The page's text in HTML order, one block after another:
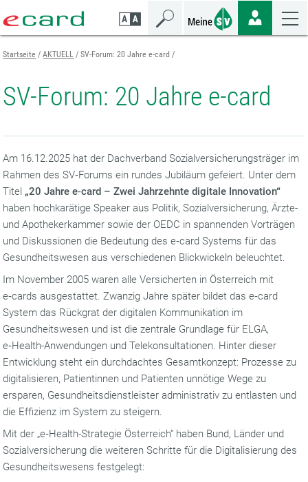
Seiteninhalt
springen
Navigation
springen
Mobilen
Navigation
springen
Startseite AKTUELL SV-Forum: 20 Jahre e-card
SV-Forum: 20 Jahre e-card
Am 16.12.2025 hat der Dachverband Sozialversicherungsträger im
Rahmen des SV‑Forums ein rundes Jubiläum gefeiert. Unter dem
Titel „20 Jahre e‑card – Zwei Jahrzehnte digitale Innovation“
haben hochkarätige Speaker aus Politik, Sozialversicherung, Ärzte-
und Apothekerkammer sowie der OEDC in spannenden Vorträgen
und Diskussionen die Bedeutung des e‑card Systems für das
Gesundheitswesen aus verschiedenen Blickwickeln beleuchtet.
Im November 2005 waren alle Versicherten in Österreich mit
e‑cards ausgestattet. Zwanzig Jahre später bildet das e‑card
System das Rückgrat der digitalen Kommunikation im
Gesundheitswesen und ist die zentrale Grundlage für ELGA,
e‑Health-Anwendungen und Telekonsultationen. Hinter dieser
Entwicklung steht ein durchdachtes Gesamtkonzept: Prozesse zu
digitalisieren, Patientinnen und Patienten unnötige Wege zu
ersparen, Gesundheitsdienstleister administrativ zu entlasten und
die Effizienz im System zu steigern.
Mit der „e‑Health-Strategie Österreich“ haben Bund, Länder und
Sozialversicherung die weiteren Schritte für die Digitalisierung des
Gesundheitswesens festgelegt: